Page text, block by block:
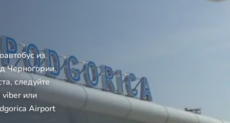
из
Черногории.
следуйте
viber или
Airport